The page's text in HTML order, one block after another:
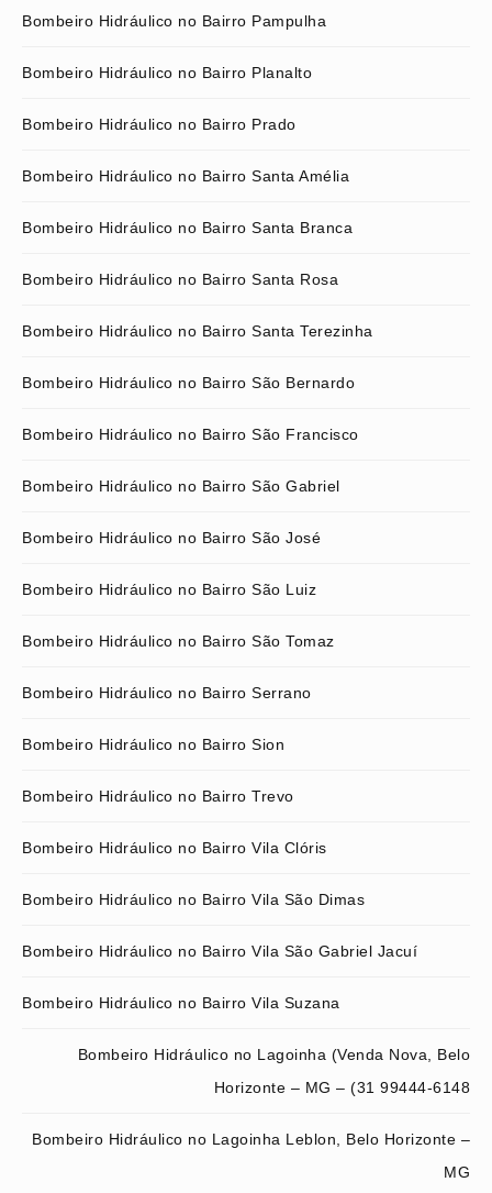
Bombeiro Hidráulico no Bairro Pampulha
Bombeiro Hidráulico no Bairro Planalto
Bombeiro Hidráulico no Bairro Prado
Bombeiro Hidráulico no Bairro Santa Amélia
Bombeiro Hidráulico no Bairro Santa Branca
Bombeiro Hidráulico no Bairro Santa Rosa
Bombeiro Hidráulico no Bairro Santa Terezinha
Bombeiro Hidráulico no Bairro São Bernardo
Bombeiro Hidráulico no Bairro São Francisco
Bombeiro Hidráulico no Bairro São Gabriel
Bombeiro Hidráulico no Bairro São José
Bombeiro Hidráulico no Bairro São Luiz
Bombeiro Hidráulico no Bairro São Tomaz
Bombeiro Hidráulico no Bairro Serrano
Bombeiro Hidráulico no Bairro Sion
Bombeiro Hidráulico no Bairro Trevo
Bombeiro Hidráulico no Bairro Vila Clóris
Bombeiro Hidráulico no Bairro Vila São Dimas
Bombeiro Hidráulico no Bairro Vila São Gabriel Jacuí
Bombeiro Hidráulico no Bairro Vila Suzana
Bombeiro Hidráulico no Lagoinha (Venda Nova, Belo
Horizonte – MG – (31 99444-6148
Bombeiro Hidráulico no Lagoinha Leblon, Belo Horizonte –
MG